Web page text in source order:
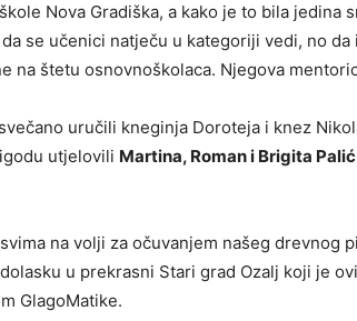
Nova Gradiška, a kako je to bila jedina
se učenici natječu u kategoriji vedi, no
na štetu osnovnoškolaca. Njegova
uručili kneginja Doroteja i knez
utjelovili Martina, Roman i Brigita Palić
na volji za očuvanjem našeg drevnog
u prekrasni Stari grad Ozalj koji je
GlagoMatike.